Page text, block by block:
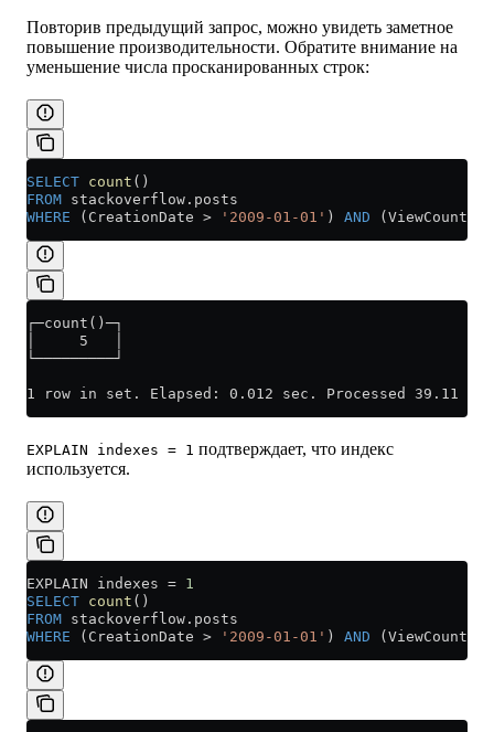
Повторив предыдущий запрос, можно увидеть заметное
повышение производительности. Обратите внимание на
уменьшение числа просканированных строк:
SELECT count ()
FROM stackoverflow . posts
WHERE (CreationDate > '2009-01-01' ) AND (ViewCount
┌─count()─┐
│     5   │
└─────────┘
1 row in set. Elapsed: 0.012 sec. Processed 39.11
EXPLAIN indexes = 1 подтверждает, что индекс
используется.
EXPLAIN indexes = 1
SELECT count ()
FROM stackoverflow . posts
WHERE (CreationDate > '2009-01-01' ) AND (ViewCount